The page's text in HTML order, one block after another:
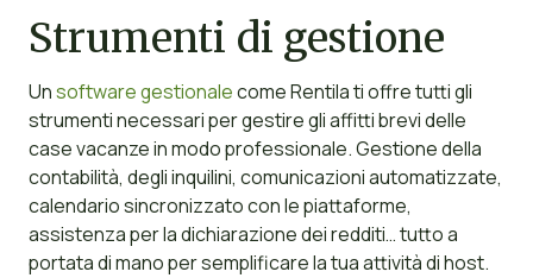
Strumenti di gestione
Unsoftware gestionalecome Rentila ti offre tutti gli
strumenti necessari per gestire gli affitti brevi delle
case vacanze in modo professionale. Gestione della
contabilità, degli inquilini, comunicazioni automatizzate,
calendario sincronizzato con le piattaforme,
assistenza per la dichiarazione dei redditi… tutto a
portata di mano per semplificare la tua attività di host.